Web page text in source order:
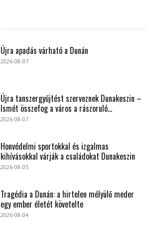
Újra apadás várható a Dunán
2026-08-07
Újra tanszergyűjtést szerveznek Dunakeszin –
Ismét összefog a város a rászoruló...
2026-08-07
Honvédelmi sportokkal és izgalmas
kihívásokkal várják a családokat Dunakeszin
2026-08-05
Tragédia a Dunán: a hirtelen mélyülő meder
egy ember életét követelte
2026-08-04